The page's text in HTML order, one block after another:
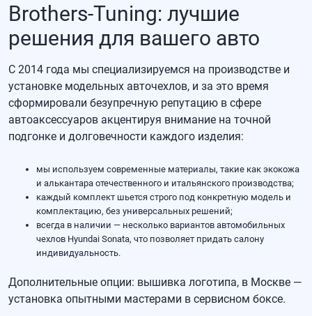
Brothers-Tuning: лучшие
решения для вашего авто
С 2014 года мы специализируемся на производстве и
установке модельных авточехлов, и за это время
сформировали безупречную репутацию в сфере
автоаксессуаров акцентируя внимание на точной
подгонке и долговечности каждого изделия:
мы используем современные материалы, такие как экокожа
и алькантара отечественного и итальянского производства;
каждый комплект шьется строго под конкретную модель и
комплектацию, без универсальных решений;
всегда в наличии — несколько вариантовавтомобильных
чехлов Hyundai Sonata, что позволяет придать салону
индивидуальность.
Дополнительные опции: вышивка логотипа, в Москве —
установка опытными мастерами в сервисном боксе.